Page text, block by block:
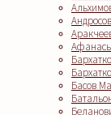
Басов